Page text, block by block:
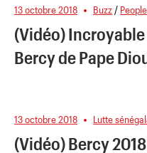
13 octobre 2018 Buzz / People
(Vidéo)
Bercy de Pape
13 octobre 2018 Lutte
(Vidéo) Bercy